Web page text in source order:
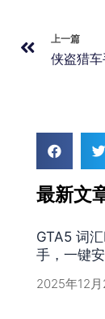
上一篇
最新文
GTA5 词
手，一键
2025年12月